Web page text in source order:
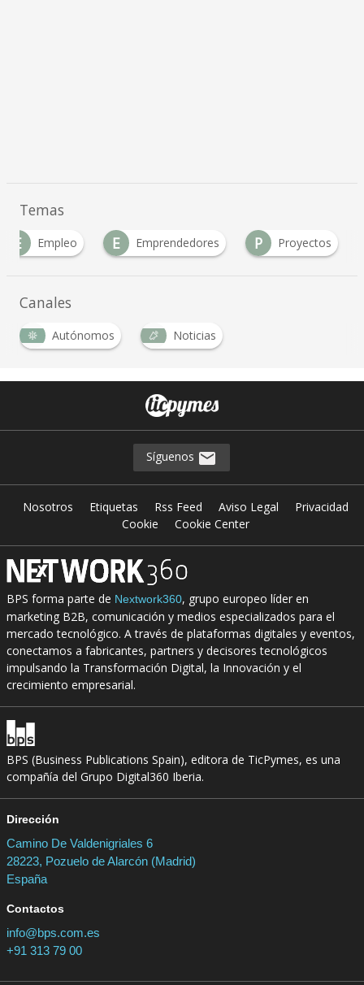
Temas
E
Empleo E Emprendedores P Proyectos
Canales
Autónomos Noticias
Síguenos
Nosotros Etiquetas Rss Feed Aviso Legal
Privacidad
Cookie
Cookie Center
BPS forma parte de Nextwork360, grupo europeo líder en
marketing B2B, comunicación y medios especializados para el
mercado tecnológico. A través de plataformas digitales y eventos,
conectamos a fabricantes, partners y decisores tecnológicos
impulsando la Transformación Digital, la Innovación y el
crecimiento empresarial.
BPS (Business Publications Spain), editora de TicPymes, es una
compañía del Grupo Digital360 Iberia.
Dirección
Camino De Valdenigriales 6
28223, Pozuelo de Alarcón (Madrid)
España
Contactos
info@bps.com.es
+91 313 79 00